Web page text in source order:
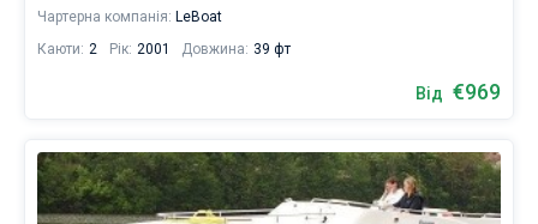
Чартерна компанія: LeBoat
Каюти: 2 Рік: 2001 Довжина: 39 фт
Від €969